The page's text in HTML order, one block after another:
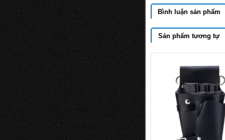
Bình luận sản phẩm
Sản phẩm tương tự